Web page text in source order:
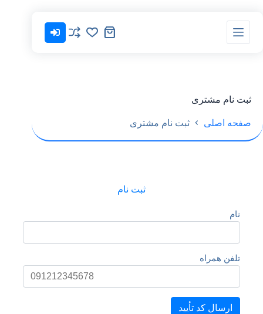
محتوا
سبد
ثبت نام مشتری
صفحه اصلی ثبت نام مشتری
ثبت نام
نام
تلفن همراه
ارسال کد تأیید